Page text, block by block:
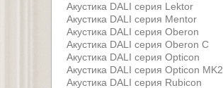
Акустика DALI серия Lektor
Акустика DALI серия Mentor
Акустика DALI серия Oberon
Акустика DALI серия Oberon С
Акустика DALI серия Opticon
Акустика DALI серия Opticon MK2
Акустика DALI серия Rubicon